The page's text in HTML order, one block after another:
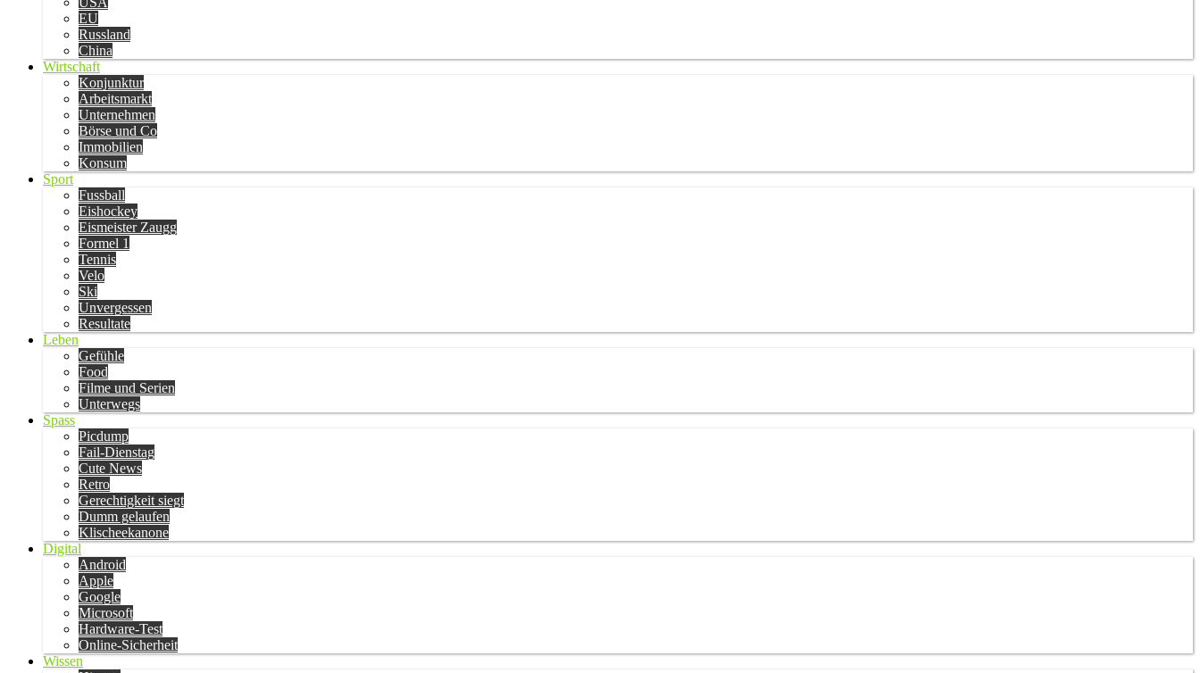
EU
Russland
China
Wirtschaft
Konjunktur
Arbeitsmarkt
Unternehmen
Börse und Co
Immobilien
Konsum
Sport
Fussball
Eishockey
Eismeister Zaugg
Formel 1
Tennis
Velo
Ski
Unvergessen
Resultate
Leben
Gefühle
Food
Filme und Serien
Unterwegs
Spass
Picdump
Fail-Dienstag
Cute News
Retro
Gerechtigkeit siegt
Dumm gelaufen
Klischeekanone
Digital
Android
Apple
Google
Microsoft
Hardware-Test
Online-Sicherheit
Wissen